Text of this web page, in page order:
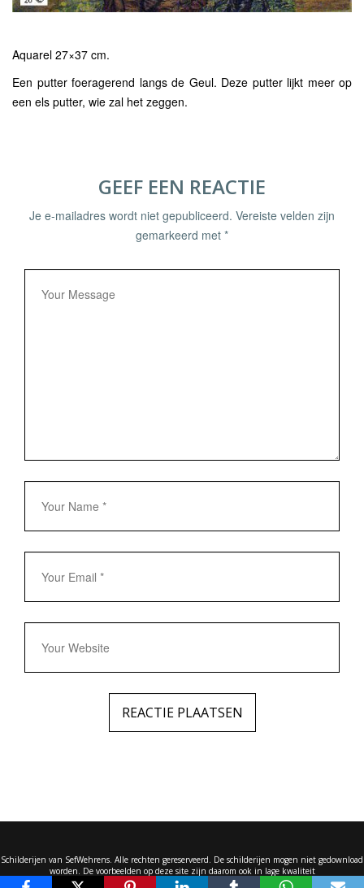
Aquarel 27×37 cm.
Een putter foeragerend langs de Geul. Deze putter lijkt meer op
een els putter, wie zal het zeggen.
GEEF EEN REACTIE
Je e-mailadres wordt niet gepubliceerd. Vereiste velden zijn
gemarkeerd met *
Schilderijen van SefWehrens. Alle rechten gereserveerd. De schilderijen mogen niet gedownload
worden. De voorbeelden op deze site zijn daarom ook in lage kwaliteit
Design van Joe Wehrens powered through JOESHOSTING. All Rights Reserved